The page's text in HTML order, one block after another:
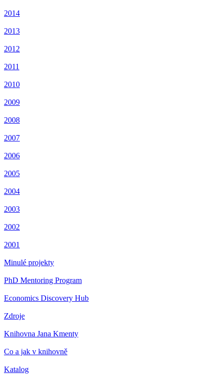
2014
2013
2012
2011
2010
2009
2008
2007
2006
2005
2004
2003
2002
2001
Minulé projekty
PhD Mentoring Program
Economics Discovery Hub
Zdroje
Knihovna Jana Kmenty
Co a jak v knihovně
Katalog